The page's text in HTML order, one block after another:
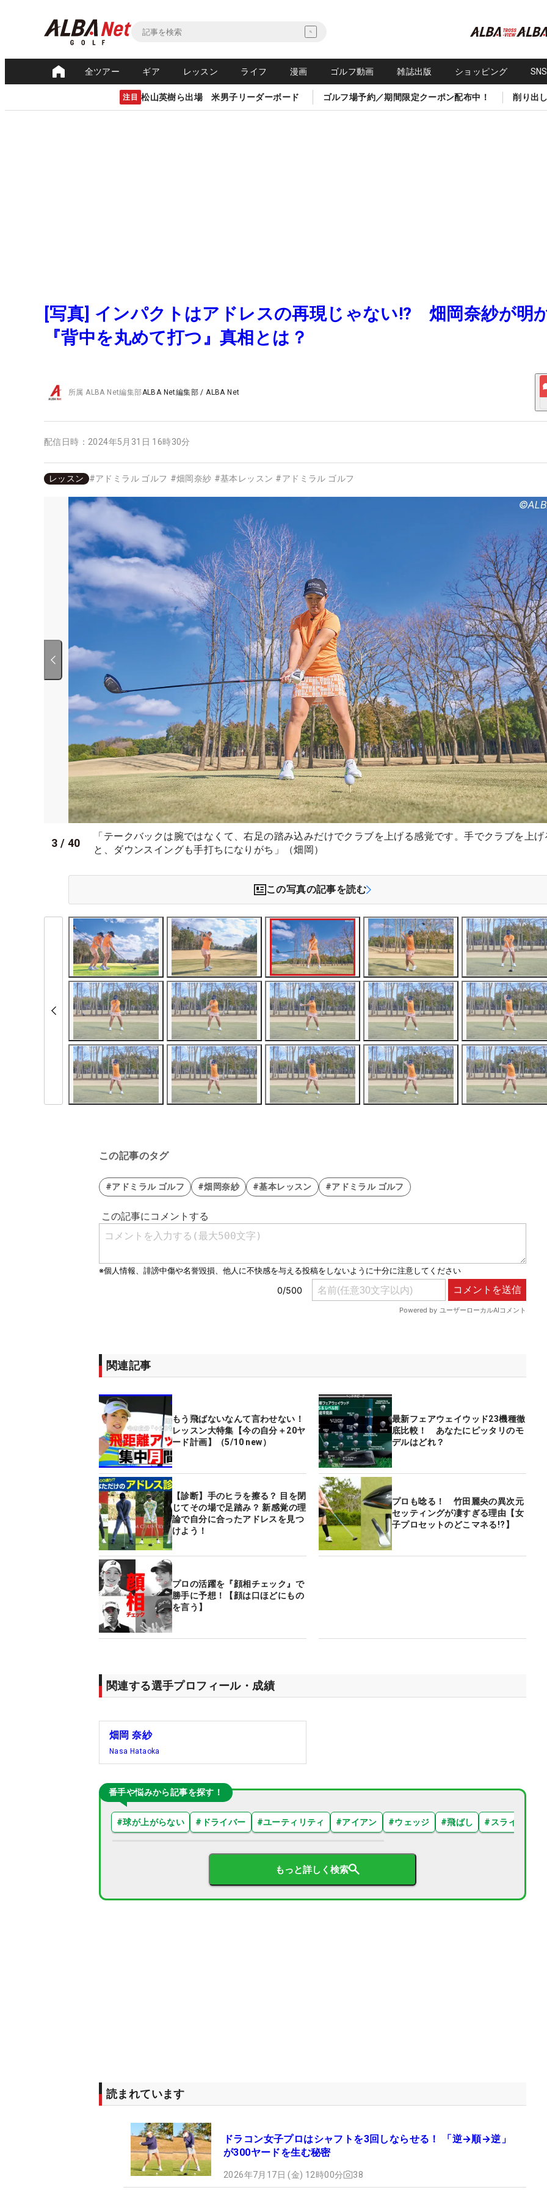
全ツアー ギア レッスン ライフ 漫画 ゴルフ動画 雑誌出版 ショッピング
注目 松山英樹ら出場 米男子リーダーボード ゴルフ場予約／期間限定クーポン配布中！ 削り出
[写真] インパクトはアドレスの再現じゃない!? 畑岡奈紗が明
『背中を丸めて打つ』真相とは？
所属ALBA Net編集部ALBA Net編集部 /ALBA Net
配信日時： 2024年5月31日 16時30分
レッスン #アドミラル ゴルフ #畑岡奈紗 #基本レッスン #アドミラル ゴルフ
3 / 40
「テークバックは腕ではなくて、右足の踏み込みだけでクラブを上げる感覚です。手でクラブを上げ
と、ダウンスイングも手打ちになりがち」（畑岡）
この写真の記事を読む
この記事のタグ
#アドミラル ゴルフ #畑岡奈紗 #基本レッスン #アドミラル ゴルフ
関連記事
もう飛ばないなんて言わせない！
レッスン大特集【今の自分＋20ヤ
ード計画】（5/10 new）
最新フェアウェイウッド23機種徹
底比較！ あなたにピッタリのモ
デルはどれ？
【診断】手のヒラを擦る？ 目を閉
じてその場で足踏み？ 新感覚の理
論で自分に合ったアドレスを見つ
けよう！
プロも唸る！ 竹田麗央の異次元
セッティングが凄すぎる理由【女
子プロセットのどこマネる!?】
プロの活躍を『顔相チェック』で
勝手に予想！【顔は口ほどにもの
を言う】
関連する選手プロフィール・成績
畑岡 奈紗
Nasa Hataoka
番手や悩みから記事を探す！
#球が上がらない # ドライバー #ユーティリティ #アイアン #ウェッジ #飛ばし # スライス
もっと詳しく検索
読まれています
ドラコン女子プロはシャフトを3回しならせる！ 「逆→順→逆」
が300ヤードを生む秘密
2026年7月17日 (金) 12時00分 38